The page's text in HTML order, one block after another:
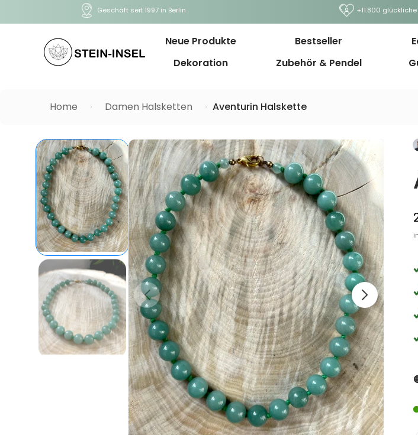
Geschäft seit 1997 in Berlin +11.800
Neue Produkte Bestseller
Dekoration
Zubehör & Pendel
Home Damen Halsketten Aventurin Halskette